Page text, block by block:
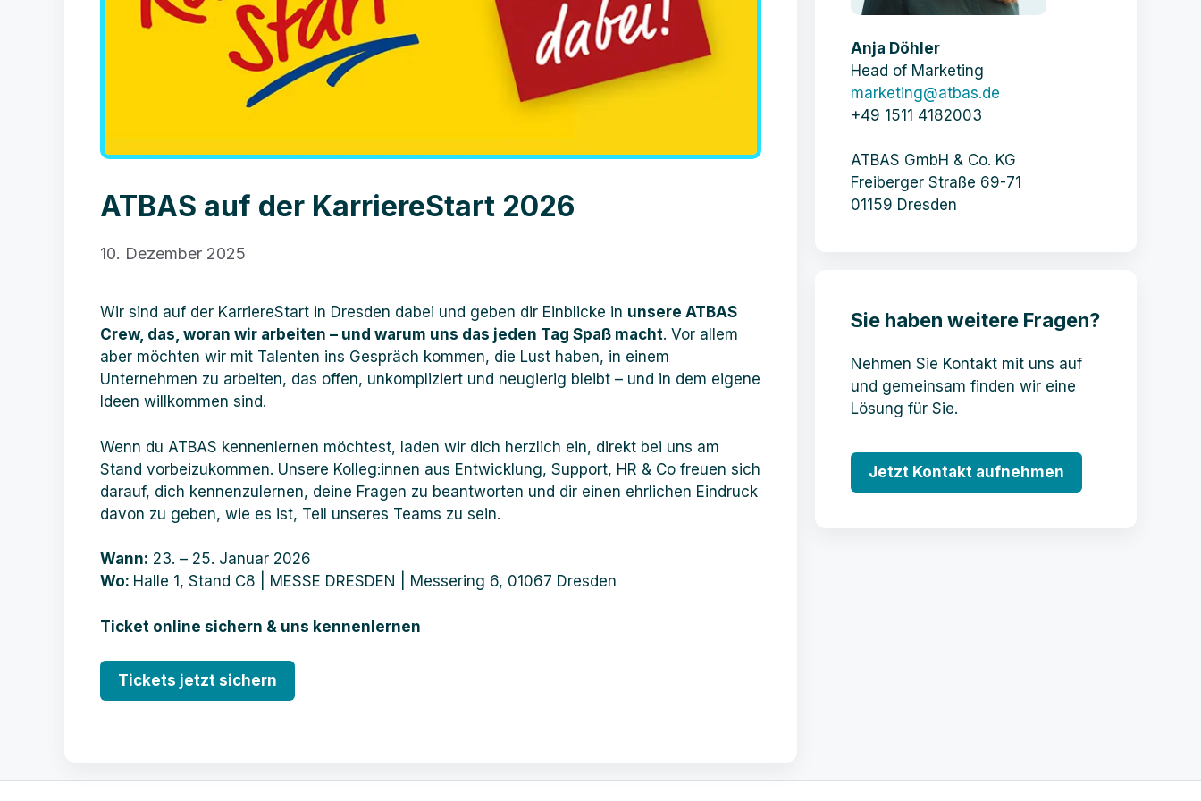
ATBAS auf der KarriereStart 2026
10. Dezember 2025
Wir sind auf der KarriereStart in Dresden dabei und geben dir Einblicke in unsere ATBAS
Crew, das, woran wir arbeiten – und warum uns das jeden Tag Spaß macht. Vor allem
aber möchten wir mit Talenten ins Gespräch kommen, die Lust haben, in einem
Unternehmen zu arbeiten, das offen, unkompliziert und neugierig bleibt – und in dem eigene
Ideen willkommen sind.
Wenn du ATBAS kennenlernen möchtest, laden wir dich herzlich ein, direkt bei uns am
Stand vorbeizukommen. Unsere Kolleg:innen aus Entwicklung, Support, HR & Co freuen sich
darauf, dich kennenzulernen, deine Fragen zu beantworten und dir einen ehrlichen Eindruck
davon zu geben, wie es ist, Teil unseres Teams zu sein.
Wann: 23. – 25. Januar 2026
Wo: Halle 1, Stand C8 | MESSE DRESDEN | Messering 6, 01067 Dresden
Ticket online sichern & uns kennenlernen
Tickets jetzt sichern
Anja Döhler
Head of Marketing
marketing@atbas.de
+49 1511 4182003
ATBAS GmbH & Co. KG
Freiberger Straße 69-71
01159 Dresden
Sie haben weitere Fragen?
Nehmen Sie Kontakt mit uns auf
und gemeinsam finden wir eine
Lösung für Sie.
Jetzt Kontakt aufnehmen